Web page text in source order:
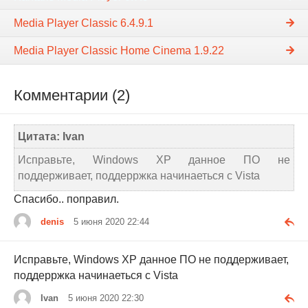
Media Player Classic 6.4.9.1
Media Player Classic Home Cinema 1.9.22
Комментарии (2)
Цитата: Ivan
Исправьте, Windows XP данное ПО не
поддерживает, поддерржка начинаеться с Vista
Спасибо.. поправил.
denis 5 июня 2020 22:44
Исправьте, Windows XP данное ПО не поддерживает,
поддерржка начинаеться с Vista
Ivan 5 июня 2020 22:30